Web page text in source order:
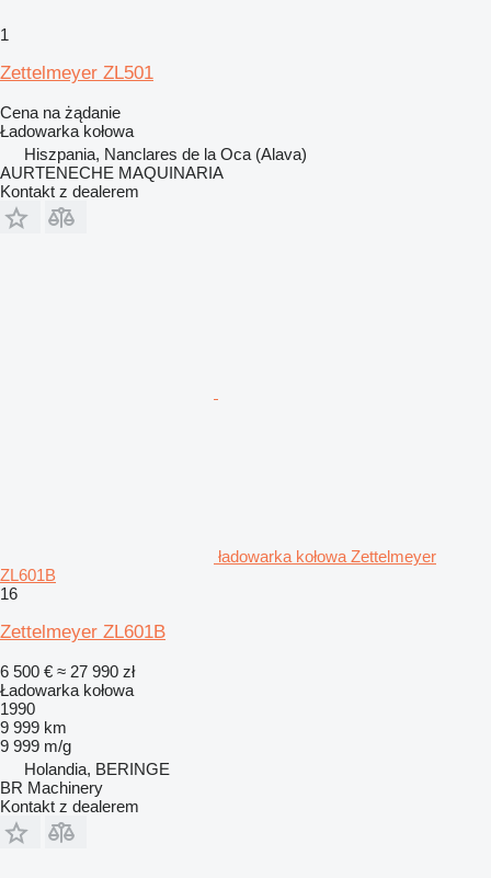
1
Zettelmeyer ZL501
Cena na żądanie
Ładowarka kołowa
Hiszpania, Nanclares de la Oca (Alava)
AURTENECHE MAQUINARIA
Kontakt z dealerem
ładowarka kołowa Zettelmeyer
ZL601B
16
Zettelmeyer ZL601B
6 500 € ≈ 27 990 zł
Ładowarka kołowa
1990
9 999 km
9 999 m/g
Holandia, BERINGE
BR Machinery
Kontakt z dealerem